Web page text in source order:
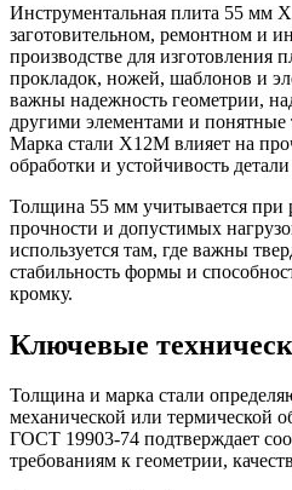
Инструментальная плита 55 мм
заготовительном, ремонтном и
производстве для изготовления
прокладок, ножей, шаблонов и
важны надежность геометрии,
другими элементами и понятные
Марка стали Х12М влияет на
обработки и устойчивость
Толщина 55 мм учитывается при
прочности и допустимых
используется там, где важны
стабильность формы и
кромку.
Ключевые
Толщина и марка стали
механической или термической
ГОСТ 19903-74 подтверждает
требованиям к геометрии,